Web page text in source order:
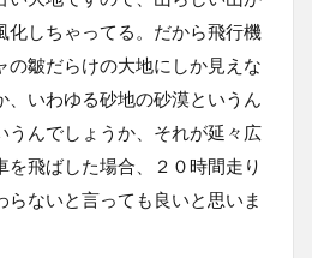
化しちゃってる。だから飛行機
の皺だらけの大地にしか見えな
いわゆる砂地の砂漠というん
うんでしょうか、それが延々広
を飛ばした場合、２０時間走り
ないと言っても良いと思いま